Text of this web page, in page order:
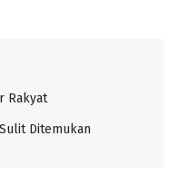
Rakyat
Ditemukan